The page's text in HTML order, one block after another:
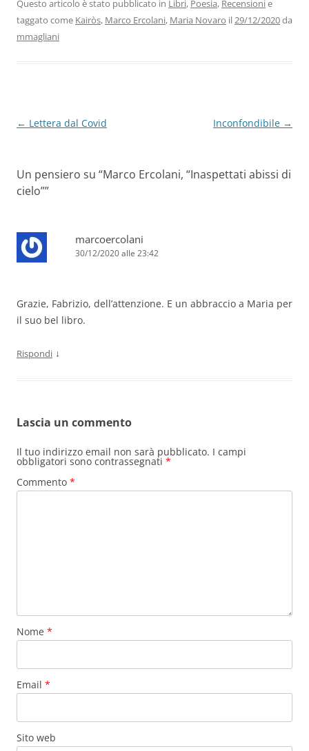
b
o
dI
n
A
p
a
m
vi
di
Questo articolo è stato pubblicato in Libri, Poesia, Recensionie
taggato come Kairòs, Marco Ercolani, Maria Novaro il29/12/2020da
mmagliani
Navigazione
← Lettera dal Covid Inconfondibile →
Un pensiero su “Marco Ercolani, “Inaspettati abissi di
cielo””
marcoercolani
30/12/2020 alle 23:42
Grazie, Fabrizio, dell’attenzione. E un abbraccio a Maria per
il suo bel libro.
Rispondi ↓
Lascia un commento
Il tuo indirizzo email non sarà pubblicato. I campi
obbligatori sono contrassegnati *
Commento *
Nome *
Email *
Sito web